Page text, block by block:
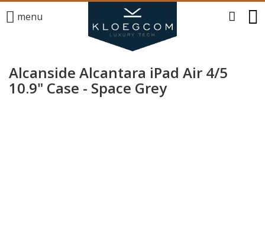
menu
Alcanside Alcantara iPad Air 4/5
10.9" Case - Space Grey